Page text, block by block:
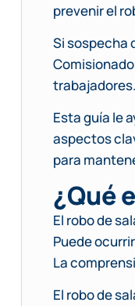
prevenir el
Si sospecha
trabajadores.
Esta guía le
aspectos
para
¿Qué
El robo de
Puede
La
El robo de